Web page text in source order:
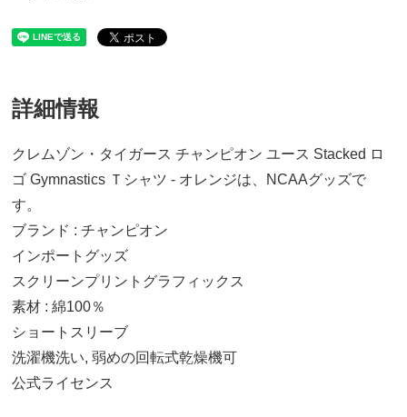
詳細情報
クレムゾン・タイガース チャンピオン ユース Stacked ロ
ゴ Gymnastics Ｔシャツ - オレンジは、NCAAグッズで
す。
ブランド : チャンピオン
インポートグッズ
スクリーンプリントグラフィックス
素材 : 綿100％
ショートスリーブ
洗濯機洗い, 弱めの回転式乾燥機可
公式ライセンス
ジュニア S